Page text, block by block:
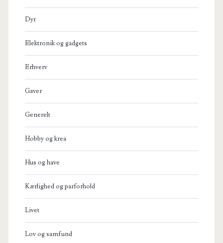
Dyr
Elektronik og gadgets
Erhverv
Gaver
Generelt
Hobby og krea
Hus og have
Kærlighed og parforhold
Livet
Lov og samfund